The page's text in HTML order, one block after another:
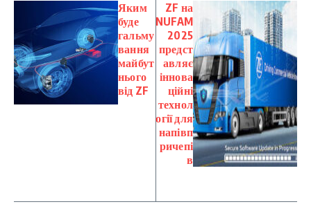
Яким
буде
гальму
вання
майбут
нього
від ZF
ZF на
NUFAM
2025
предст
авляє
іннова
ційні
технол
огії для
напівп
ричепі
в